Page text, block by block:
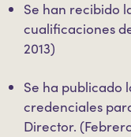
Se han recibido
cualificaciones
2013)
Se ha publicado
credenciales
Director.